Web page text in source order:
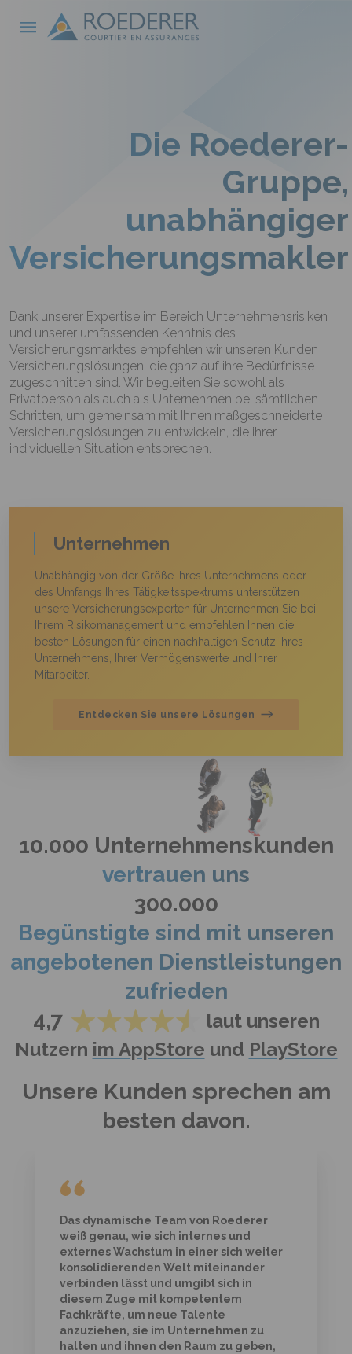
Die Roederer-
Gruppe,
unabhängiger
Versicherungsmakler
Dank unserer Expertise im Bereich Unternehmensrisiken
und unserer umfassenden Kenntnis des
Versicherungsmarktes empfehlen wir unseren Kunden
Versicherungslösungen, die ganz auf ihre Bedürfnisse
zugeschnitten sind. Wir begleiten Sie sowohl als
Privatperson als auch als Unternehmen bei sämtlichen
Schritten, um gemeinsam mit Ihnen maßgeschneiderte
Versicherungslösungen zu entwickeln, die ihrer
individuellen Situation entsprechen.
Unternehmen
Unabhängig von der Größe Ihres Unternehmens oder
des Umfangs Ihres Tätigkeitsspektrums unterstützen
unsere Versicherungsexperten für Unternehmen Sie bei
Ihrem Risikomanagement und empfehlen Ihnen die
besten Lösungen für einen nachhaltigen Schutz Ihres
Unternehmens, Ihrer Vermögenswerte und Ihrer
Mitarbeiter.
Entdecken Sie unsere Lösungen
10.000 Unternehmenskunden
vertrauen uns
300.000
Begünstigte sind mit unseren
angebotenen Dienstleistungen
zufrieden
4,7
laut unseren
Nutzern im AppStore und PlayStore
Unsere Kunden sprechen am
besten davon.
Wir haben dieselben Werte. Wir legen
einen besonderen Wert auf die
zwischenmenschlichen Beziehungen
zwischen unseren beiden Unternehmen.
Diese Zusammenarbeit funktioniert so
gut, weil unser Austausch so effektiv ist.
Dadurch können wir unsere Bedürfnisse
mit unserem Berater […] antizipieren
oder entsprechend anpassen. Da ist es
Cookie-Einstellungen